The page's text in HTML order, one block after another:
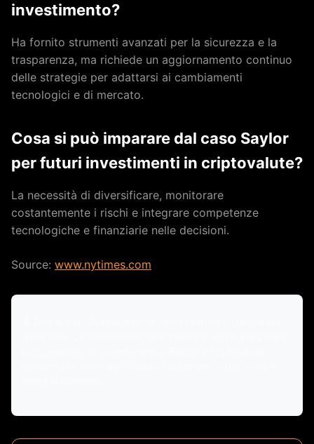
investimento?
Ha fornito strumenti avanzati per la sicurezza e la
trasparenza, ma richiede un aggiornamento continuo
delle strategie per adattarsi ai cambiamenti
tecnologici e di mercato.
Cosa si può imparare dal caso Saylor
per futuri investimenti in criptovalute?
La necessità di diversificare, monitorare
costantemente i rischi e integrare competenze
tecnologiche e finanziarie nelle decisioni.
Source: www.nytimes.com